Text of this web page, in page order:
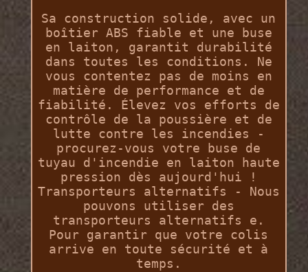
Sa construction solide, avec un
boîtier ABS fiable et une buse
en laiton, garantit durabilité
dans toutes les conditions. Ne
vous contentez pas de moins en
matière de performance et de
fiabilité. Élevez vos efforts de
contrôle de la poussière et de
lutte contre les incendies -
procurez-vous votre buse de
tuyau d'incendie en laiton haute
pression dès aujourd'hui !
Transporteurs alternatifs - Nous
pouvons utiliser des
transporteurs alternatifs e.
Pour garantir que votre colis
arrive en toute sécurité et à
temps.